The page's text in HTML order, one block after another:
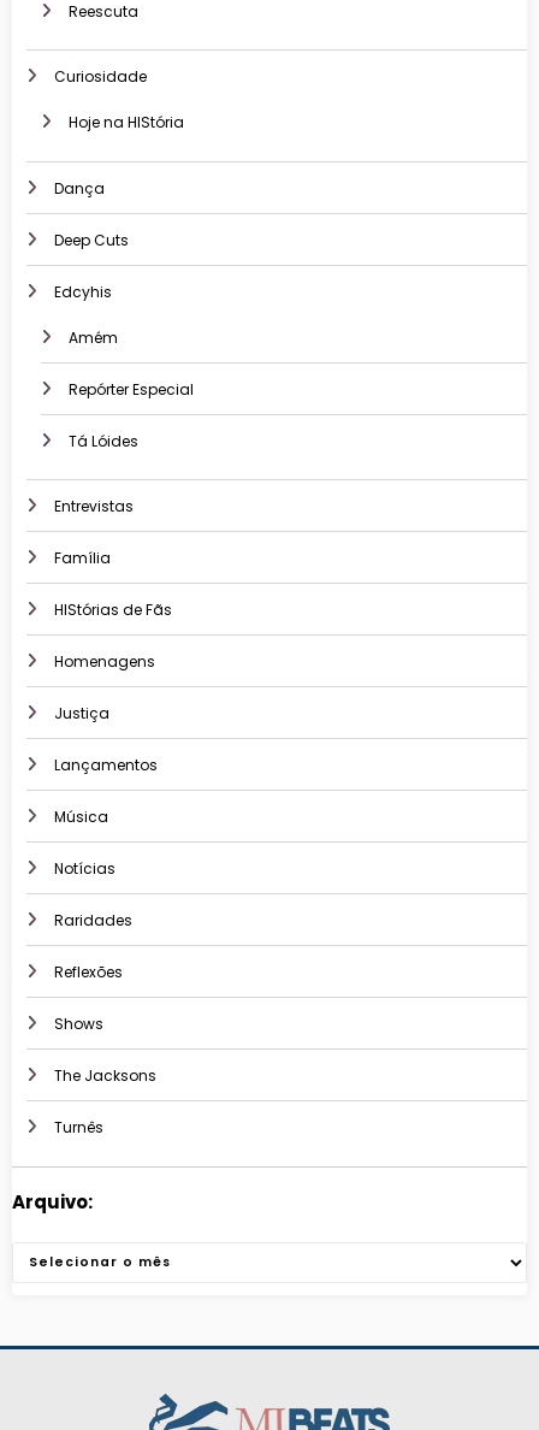
Reescuta
Curiosidade
Hoje na HIStória
Dança
Deep Cuts
Edcyhis
Amém
Repórter Especial
Tá Lóides
Entrevistas
Família
HIStórias de Fãs
Homenagens
Justiça
Lançamentos
Música
Notícias
Raridades
Reflexões
Shows
The Jacksons
Turnês
Arquivo:
Arquivos